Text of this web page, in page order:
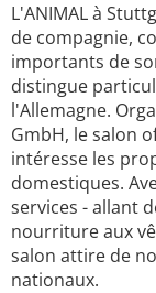
L'ANIMAL à
de compagnie,
importants de
distingue
l'Allemagne.
GmbH, le salon
intéresse les
domestiques.
services - allant
nourriture aux
salon attire de
nationaux.